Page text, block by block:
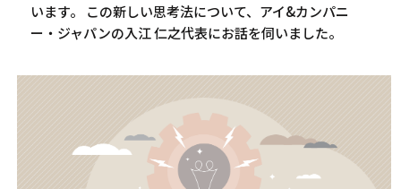
います。 この新しい思考法について、アイ&カンパニ
ー・ジャパンの入江 仁之代表にお話を伺いました。